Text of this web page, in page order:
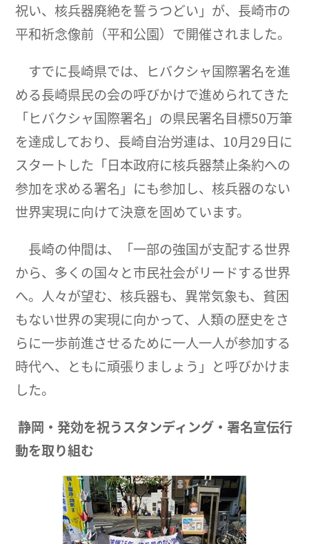
祝い、核兵器廃絶を誓うつどい」が、長崎市の
平和祈念像前（平和公園）で開催されました。
すでに長崎県では、ヒバクシャ国際署名を進
める長崎県民の会の呼びかけで進められてきた
「ヒバクシャ国際署名」の県民署名目標50万筆
を達成しており、長崎自治労連は、10月29日に
スタートした「日本政府に核兵器禁止条約への
参加を求める署名」にも参加し、核兵器のない
世界実現に向けて決意を固めています。
長崎の仲間は、「一部の強国が支配する世界
から、多くの国々と市民社会がリードする世界
へ。人々が望む、核兵器も、異常気象も、貧困
もない世界の実現に向かって、人類の歴史をさ
らに一歩前進させるために一人一人が参加する
時代へ、ともに頑張りましょう」と呼びかけま
した。
静岡・発効を祝うスタンディング・署名宣伝行
動を取り組む